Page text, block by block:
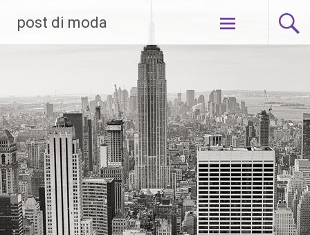
content
post di moda